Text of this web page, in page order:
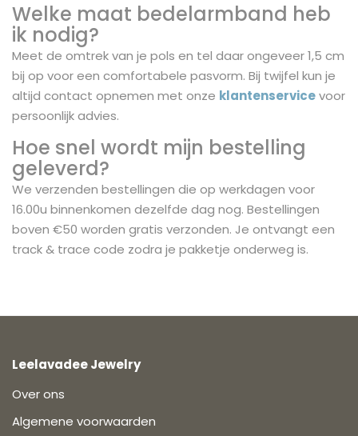
Welke maat bedelarmband heb
ik nodig?
Meet de omtrek van je pols en tel daar ongeveer 1,5 cm
bij op voor een comfortabele pasvorm. Bij twijfel kun je
altijd contact opnemen met onze klantenservicevoor
persoonlijk advies.
Hoe snel wordt mijn bestelling
geleverd?
We verzenden bestellingen die op werkdagen voor
16.00u binnenkomen dezelfde dag nog. Bestellingen
boven €50 worden gratis verzonden. Je ontvangt een
track & trace code zodra je pakketje onderweg is.
Leelavadee Jewelry
Over ons
Algemene voorwaarden